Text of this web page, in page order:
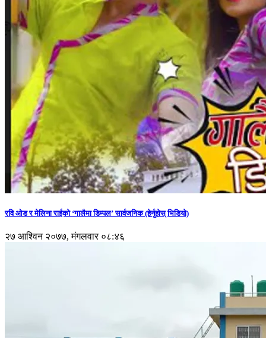
रवि ओड र मेलिना राईको ‘गालैमा डिम्पल’ सार्वजनिक (हेर्नुहोस् भिडियो)
२७ आश्विन २०७७, मंगलवार ०८:४६